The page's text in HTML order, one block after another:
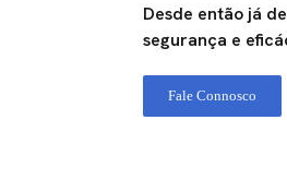
Desde então já
segurança e
Fale Connosco